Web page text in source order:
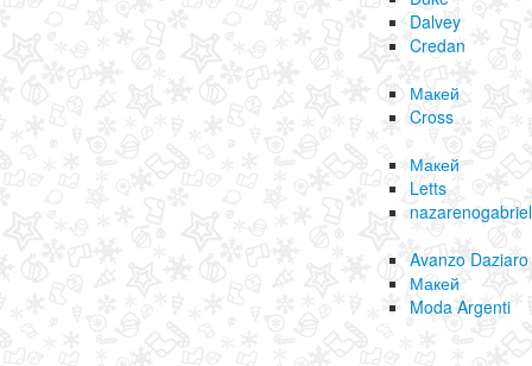
Dalvey
Credan
Макей
Cross
Макей
Letts
Avanzo Daziaro
Макей
Moda Argenti